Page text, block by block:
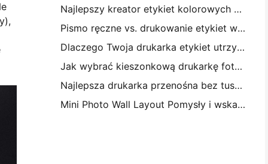
Najlepszy kreator etykiet kolorowych do dziennikarstwa i scrapbooking: dodaj więcej kolorów do każdej strony
Pismo ręczne vs. drukowanie etykiet wysyłkowych: wskazówki dla małych firm w 2026 roku
Dlaczego Twoja drukarka etykiet utrzymuje blokowanie?
Jak wybrać kieszonkową drukarkę fotograficzną: Kompletny przewodnik dla użytkowników dziennikarstwa, podróży i iPhone'a
Najlepsza drukarka przenośna bez tuszu do podróży, szkoły i pracy mobilnej: Hanin MT620 Pro Review
Mini Photo Wall Layout Pomysły i wskazówki na dekorację sypialni i dormitorium